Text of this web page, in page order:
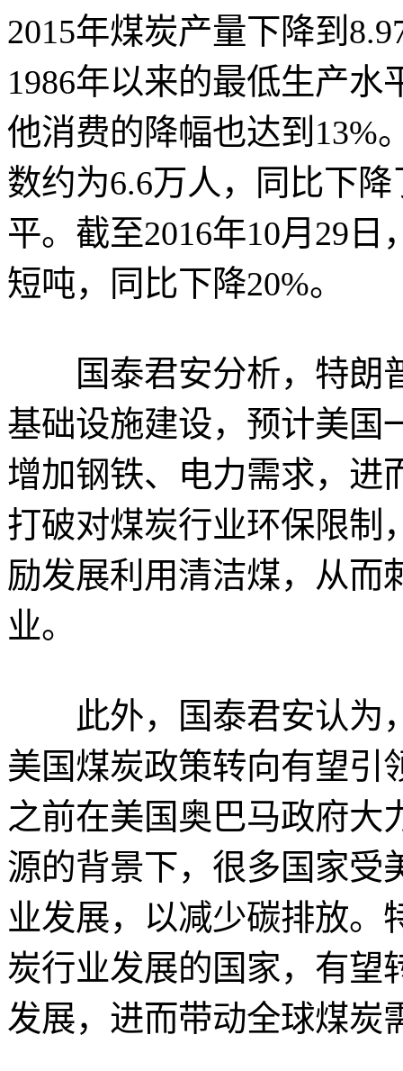
2015年煤炭产量下降到
1986年以来的最低生产
他消费的降幅也达到13%
数约为6.6万人，同比下
平。截至2016年10月29
短吨，同比下降20%。
国泰君安分析，特朗普
基础设施建设，预计美国
增加钢铁、电力需求，进
打破对煤炭行业环保限制
励发展利用清洁煤，从而
业。
此外，国泰君安认为
美国煤炭政策转向有望引
之前在美国奥巴马政府大
源的背景下，很多国家受
业发展，以减少碳排放。
炭行业发展的国家，有望
发展，进而带动全球煤炭